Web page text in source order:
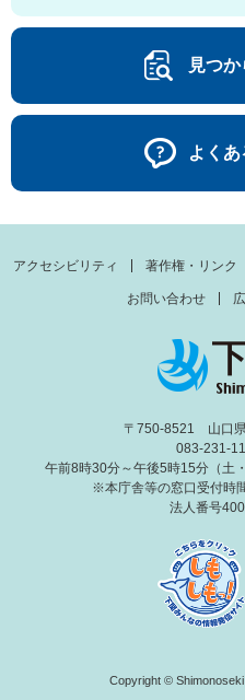
見つ
よく
アクセシビリティ 著作権・リンク
お問い合わせ
〒750-8521 山口
083-231-
午前8時30分～午後5時15分（土
※本庁舎等の窓口受付時
法人番号
Copyright © Shimonoseki